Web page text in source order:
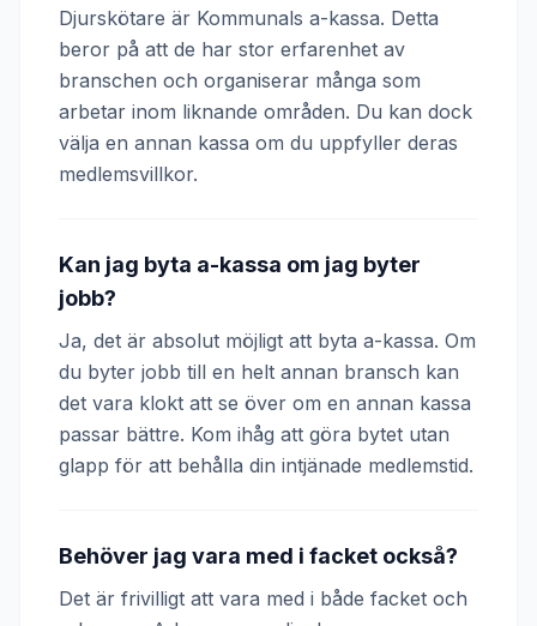
Djurskötare är Kommunals a-kassa. Detta
beror på att de har stor erfarenhet av
branschen och organiserar många som
arbetar inom liknande områden. Du kan dock
välja en annan kassa om du uppfyller deras
medlemsvillkor.
Kan jag byta a-kassa om jag byter
jobb?
Ja, det är absolut möjligt att byta a-kassa. Om
du byter jobb till en helt annan bransch kan
det vara klokt att se över om en annan kassa
passar bättre. Kom ihåg att göra bytet utan
glapp för att behålla din intjänade medlemstid.
Behöver jag vara med i facket också?
Det är frivilligt att vara med i både facket och